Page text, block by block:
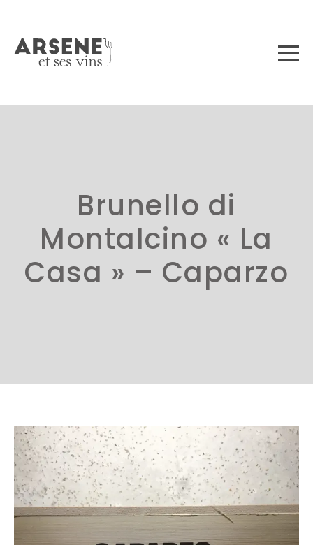
Brunello di
Montalcino « La
Casa » – Caparzo